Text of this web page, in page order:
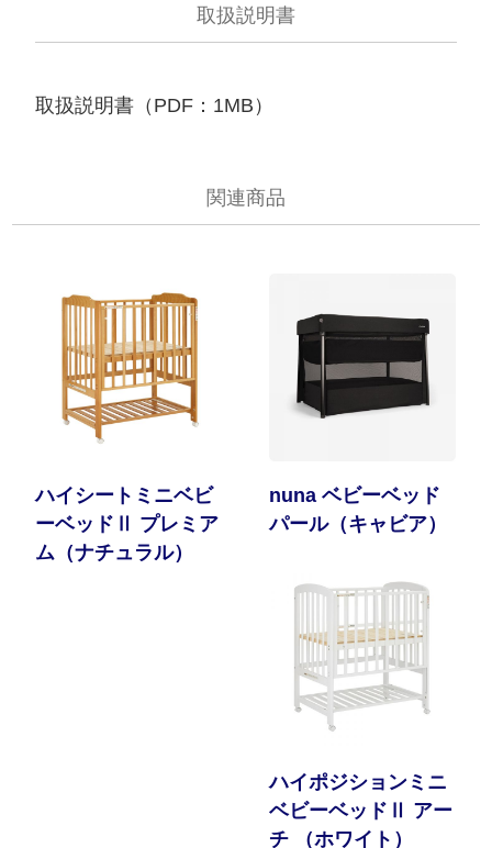
取扱説明書
取扱説明書（PDF：1MB）
関連商品
ハイシートミニベビ
ーベッドⅡ プレミア
ム（ナチュラル）
nuna ベビーベッド
パール（キャビア）
ハイポジションミニ
ベビーベッドⅡ アー
チ （ホワイト）